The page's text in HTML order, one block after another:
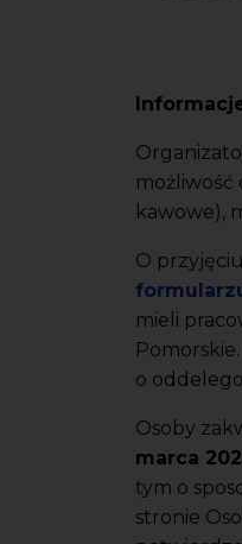
możliwość
kawowe),
O
mieli
o
Osoby
marca
tym o
stronie